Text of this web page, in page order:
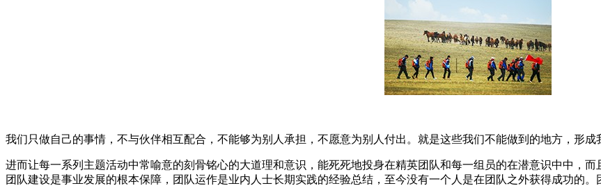
我们只做自己的事情，不与伙伴相互配合，不能够为别人承担，不愿意为别人付出。就是这些我们不能做到的地方，形成
进而让每一系列主题活动中常喻意的刻骨铭心的大道理和意识，能死死地投身在精英团队和每一组员的在潜意识中中，
团队建设是事业发展的根本保障，团队运作是业内人士长期实践的经验总结，至今没有一个人是在团队之外获得成功的。